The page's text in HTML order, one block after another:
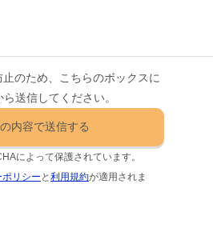
止のため、こちらのボックスに
送信してください。
によって保護されています。
ポリシー と利用規約が適用されま